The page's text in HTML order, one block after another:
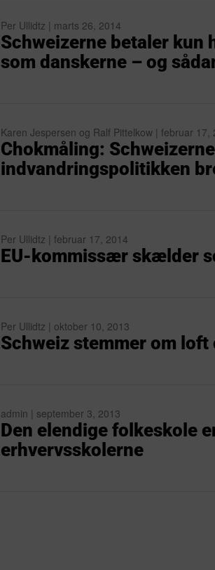
Per Ullidtz | marts 26, 2014
Schweizerne betaler kun
som danskerne – og
Karen Jespersen og Ralf Pittelkow | februar 17,
Chokmåling:
indvandringspolitikken
Per Ullidtz | februar 17, 2014
EU-kommissær skælder
Per Ullidtz | oktober 10, 2013
Schweiz stemmer om
admin | september 3, 2013
Den elendige folkeskole
erhvervsskolerne